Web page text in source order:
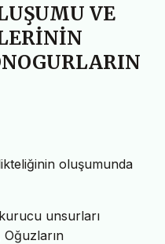
VE
oluşumunda
unsurları